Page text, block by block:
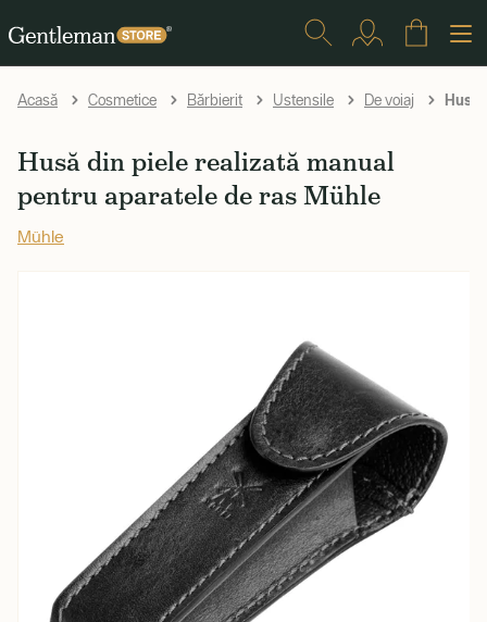
Acasă Cosmetice Bărbierit Ustensile De voiaj Husă
Husă din piele realizată manual
pentru aparatele de ras Mühle
Mühle